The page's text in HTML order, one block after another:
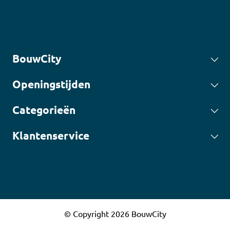
BouwCity
Openingstijden
Categorieën
Klantenservice
© Copyright 2026 BouwCity